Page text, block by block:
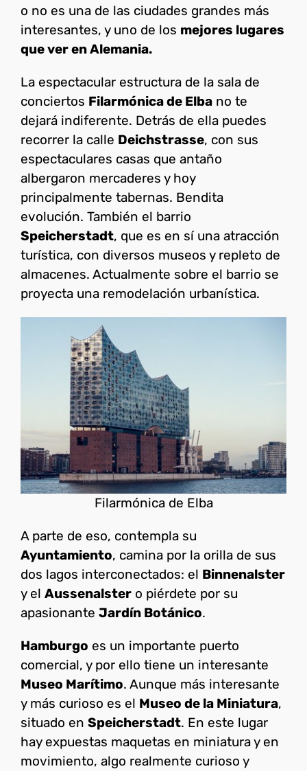
o no es una de las ciudades grandes más
interesantes, y uno de los mejores lugares
que ver en Alemania.
La espectacular estructura de la sala de
conciertos Filarmónica de Elba no te
dejará indiferente. Detrás de ella puedes
recorrer la calle Deichstrasse, con sus
espectaculares casas que antaño
albergaron mercaderes y hoy
principalmente tabernas. Bendita
evolución. También el barrio
Speicherstadt, que es en sí una atracción
turística, con diversos museos y repleto de
almacenes. Actualmente sobre el barrio se
proyecta una remodelación urbanística.
Filarmónica de Elba
A parte de eso, contempla su
Ayuntamiento, camina por la orilla de sus
dos lagos interconectados: el Binnenalster
y el Aussenalster o piérdete por su
apasionante Jardín Botánico.
Hamburgo es un importante puerto
comercial, y por ello tiene un interesante
Museo Marítimo. Aunque más interesante
y más curioso es el Museo de la Miniatura,
situado en Speicherstadt. En este lugar
hay expuestas maquetas en miniatura y en
movimiento, algo realmente curioso y